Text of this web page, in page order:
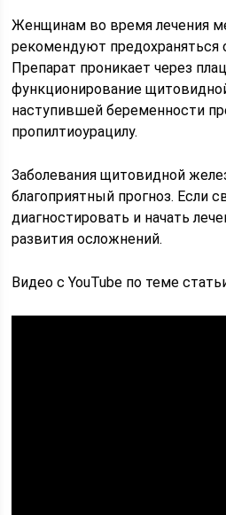
Женщинам во время лечения
рекомендуют предохраняться
Препарат проникает через
функционирование
наступившей беременности
пропилтиоурацилу.
Заболевания щитовидной
благоприятный прогноз. Если
диагностировать и начать
развития осложнений.
Видео с YouTube по теме